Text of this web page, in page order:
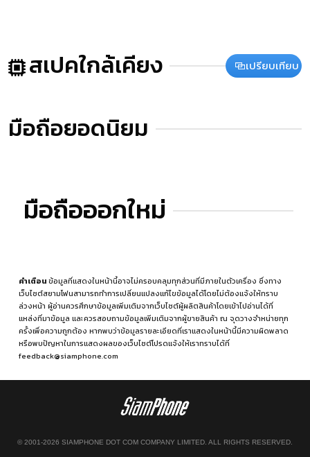
สเปคใกล้เคียง เปรียบเทียบ
มือถือยอดนิยม
มือถือออกใหม่
คำเตือนข้อมูลที่แสดงในหน้านี้อาจไม่ครอบคลุมทุกส่วนที่มีภายในตัวเครื่อง ซึ่งทาง
เว็บไซต์สยามโฟนสามารถทำการเปลี่ยนแปลงแก้ไขข้อมูลได้โดยไม่ต้องแจ้งให้ทราบ
ล่วงหน้า ผู้อ่านควรศึกษาข้อมูลเพิ่มเติมจากเว็บไซต์ผู้ผลิตสินค้าโดยเข้าไปอ่านได้ที่
แหล่งที่มาข้อมูล และควรสอบถามข้อมูลเพิ่มเติมจากผู้ขายสินค้า ณ จุดวางจำหน่ายทุก
ครั้งเพื่อความถูกต้อง หากพบว่าข้อมูลรายละเอียดที่เราแสดงในหน้านี้มีความผิดพลาด
หรือพบปัญหาในการแสดงผลของเว็บไซต์โปรดแจ้งให้เราทราบได้ที่
feedback@siamphone.com
© 2001-2026 SIAMPHONE DOT COM COMPANY LIMITED. ALL RIGHTS RESERVED.